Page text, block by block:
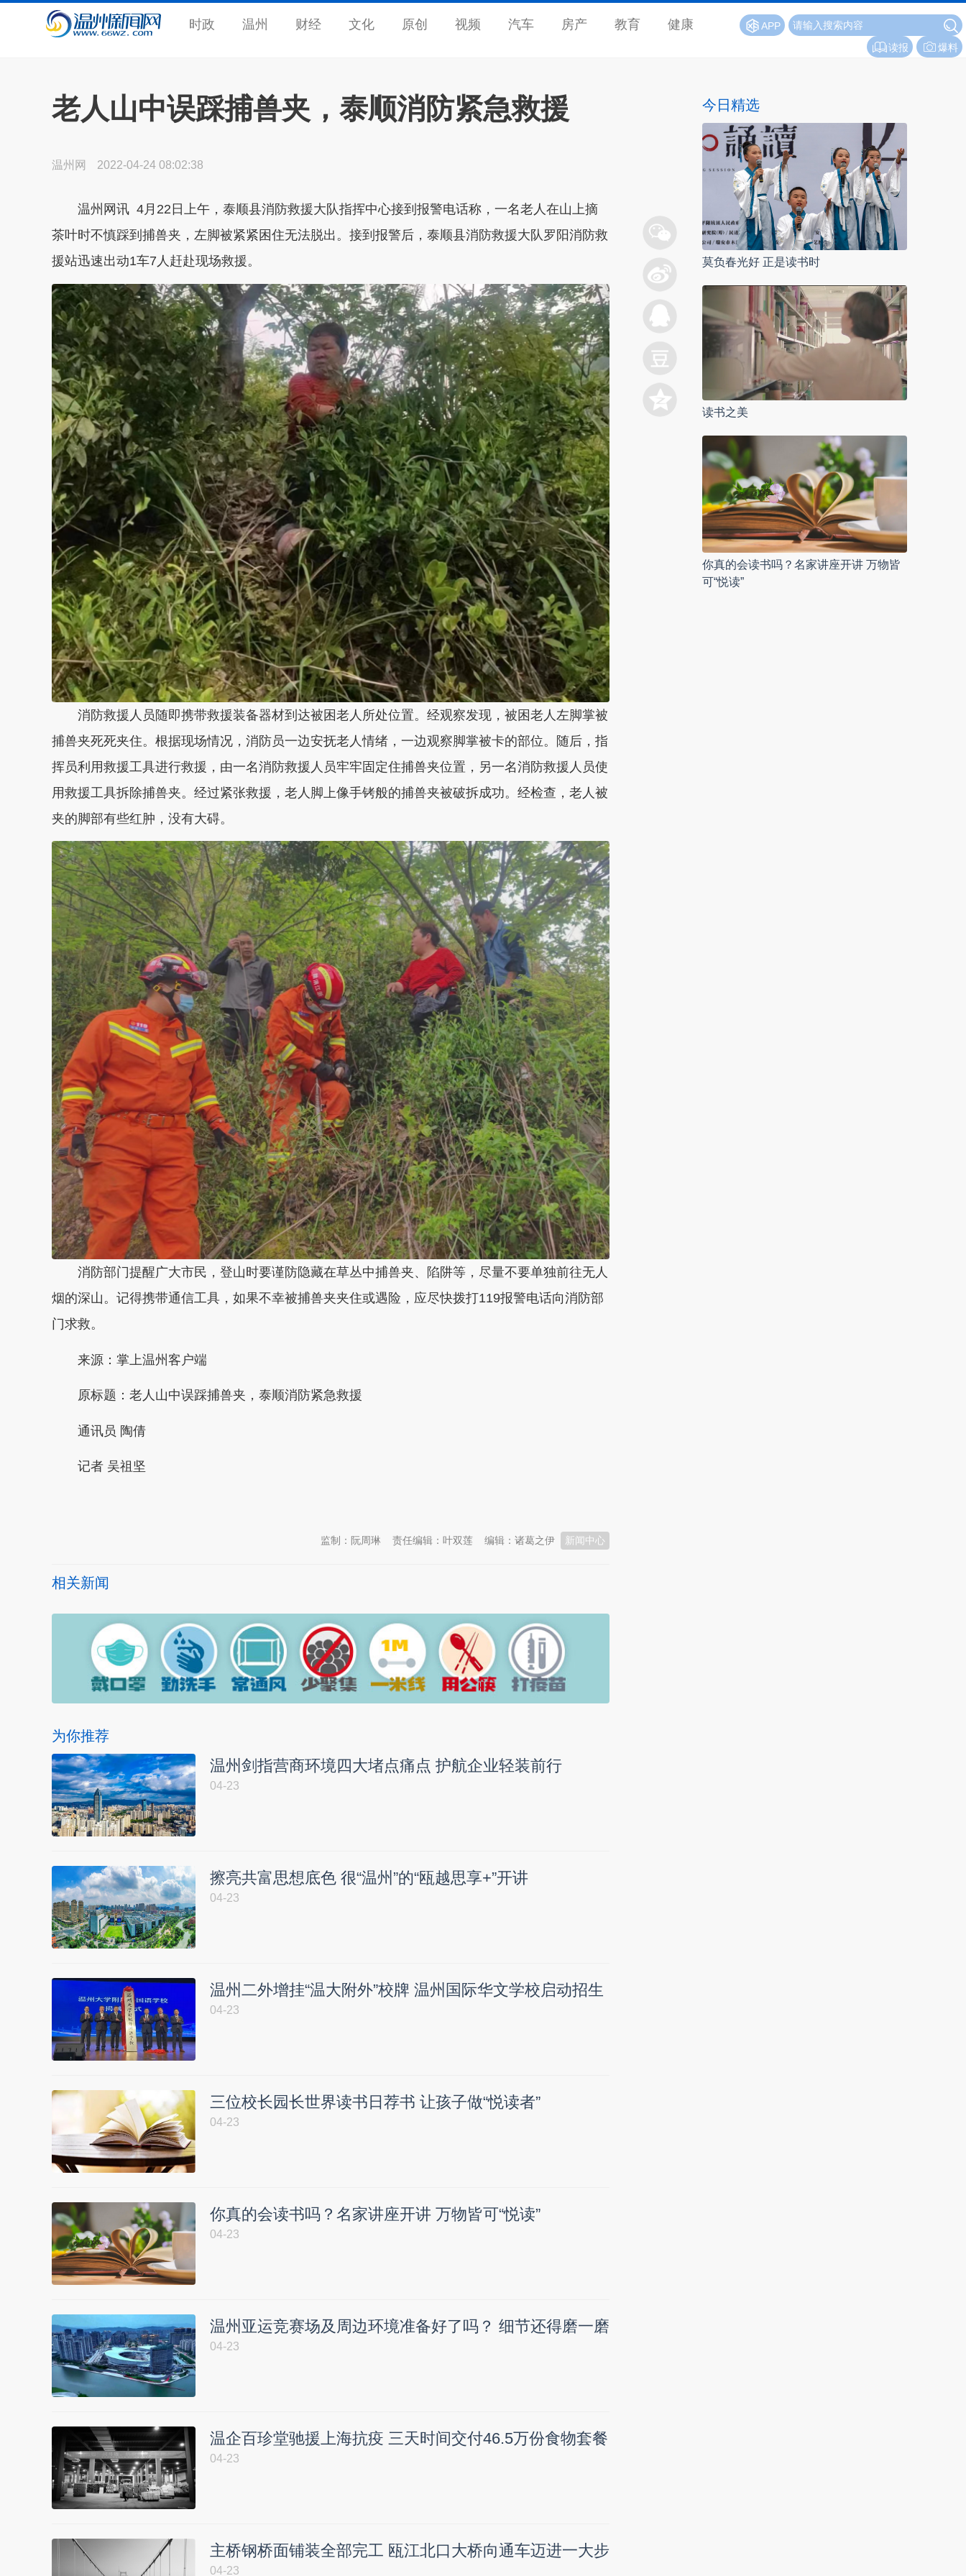
时政 温州 财经 文化 原创 视频 汽车 房产 教育 健康
APP
爆料
读报
老人山中误踩捕兽夹，泰顺消防紧急救援
温州网 2022-04-24 08:02:38
温州网讯 4月22日上午，泰顺县消防救援大队指挥中心接到报警电话称，一名老人在山上摘
茶叶时不慎踩到捕兽夹，左脚被紧紧困住无法脱出。接到报警后，泰顺县消防救援大队罗阳消防救
援站迅速出动1车7人赶赴现场救援。
消防救援人员随即携带救援装备器材到达被困老人所处位置。经观察发现，被困老人左脚掌被
捕兽夹死死夹住。根据现场情况，消防员一边安抚老人情绪，一边观察脚掌被卡的部位。随后，指
挥员利用救援工具进行救援，由一名消防救援人员牢牢固定住捕兽夹位置，另一名消防救援人员使
用救援工具拆除捕兽夹。经过紧张救援，老人脚上像手铐般的捕兽夹被破拆成功。经检查，老人被
夹的脚部有些红肿，没有大碍。
消防部门提醒广大市民，登山时要谨防隐藏在草丛中捕兽夹、陷阱等，尽量不要单独前往无人
烟的深山。记得携带通信工具，如果不幸被捕兽夹夹住或遇险，应尽快拨打119报警电话向消防部
门求救。
来源：掌上温州客户端
原标题：老人山中误踩捕兽夹，泰顺消防紧急救援
通讯员 陶倩
记者 吴祖坚
新闻中心
编辑：诸葛之伊
责任编辑：叶双莲
监制：阮周琳
相关新闻
为你推荐
温州剑指营商环境四大堵点痛点 护航企业轻装前行
04-23
擦亮共富思想底色 很“温州”的“瓯越思享+”开讲
04-23
温州二外增挂“温大附外”校牌 温州国际华文学校启动招生
04-23
三位校长园长世界读书日荐书 让孩子做“悦读者”
04-23
你真的会读书吗？名家讲座开讲 万物皆可“悦读”
04-23
温州亚运竞赛场及周边环境准备好了吗？ 细节还得磨一磨
04-23
温企百珍堂驰援上海抗疫 三天时间交付46.5万份食物套餐
04-23
主桥钢桥面铺装全部完工 瓯江北口大桥向通车迈进一大步
04-23
今日精选
莫负春光好 正是读书时
读书之美
你真的会读书吗？名家讲座开讲 万物皆
可“悦读”